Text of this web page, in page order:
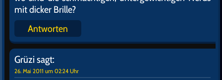
mit dicker Brille?
Antworten
Grüzi sagt:
26. Mai 2011 um 02:24 Uhr